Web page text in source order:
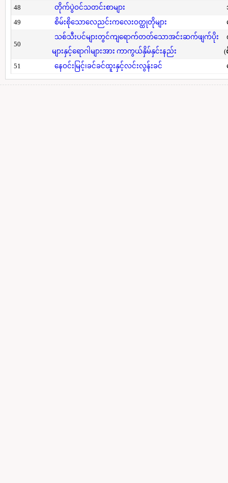
48 တိုက်ပွဲဝင်သတင်းစာများ
49
စိမ်းစိုသောလေညင်းကလေးဝတ္ထုတိုများ
50
သစ်သီးပင်များတွင်ကျရောက်တတ်သောအင်းဆက်ဖျက်ပိုး
များနှင့်ရောဂါများအား ကာကွယ်နှိမ်နှင်းနည်း
(
51
နေဝင်းမြင့်၊ခင်ခင်ထူးနှင့်လင်းလွန်းခင်